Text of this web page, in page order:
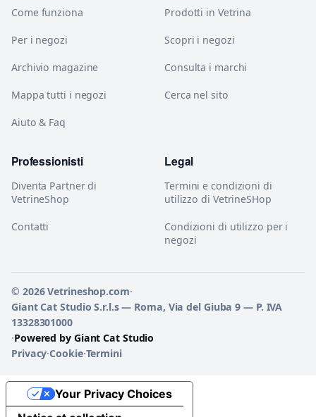
Come funziona
Per i negozi
Archivio magazine
Mappa tutti i negozi
Aiuto & Faq
Prodotti in Vetrina
Scopri i negozi
Consulta i marchi
Cerca nel sito
Professionisti
Diventa Partner di
VetrineShop
Contatti
Legal
Termini e condizioni di
utilizzo di VetrineSHop
Condizioni di utilizzo per i
negozi
© 2026 Vetrineshop.com·
Giant Cat Studio S.r.l.s — Roma, Via del Giuba 9 — P. IVA
13328301000
·Powered by Giant Cat Studio
Privacy·Cookie·Termini
Your Privacy Choices